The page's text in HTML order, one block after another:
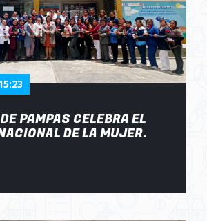
PAMPAS CELEBRA EL
DE LA MUJER.